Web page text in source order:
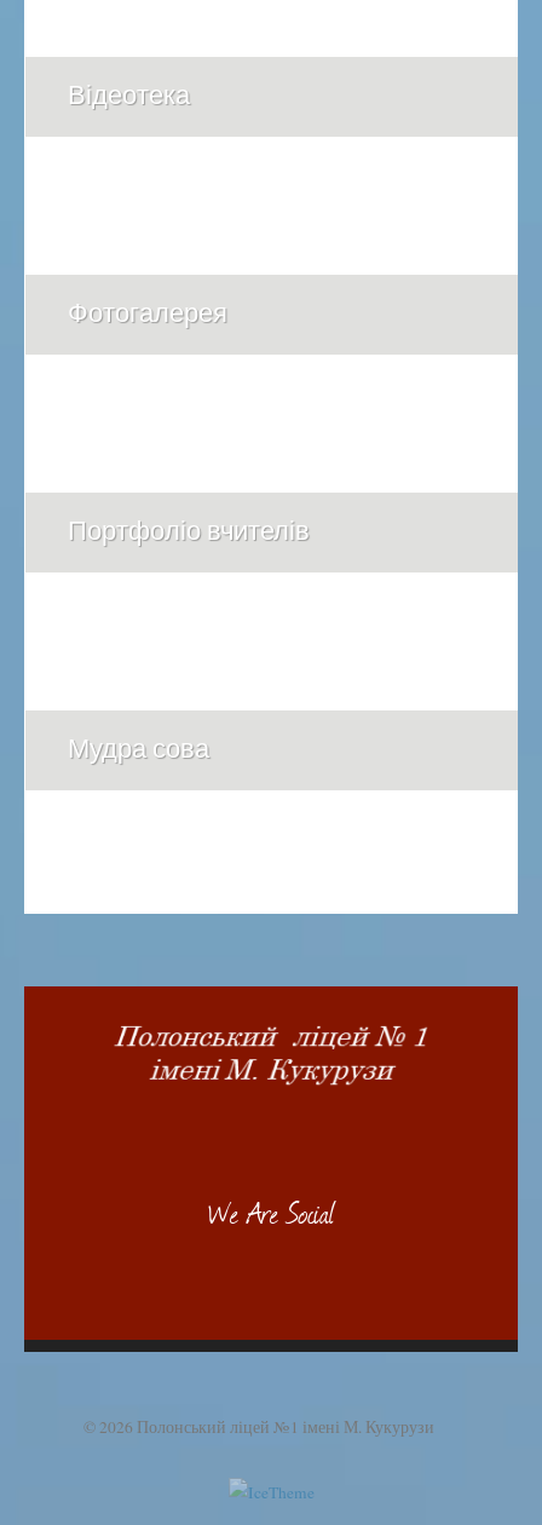
Відеотека
Фотогалерея
Портфоліо вчителів
Мудра сова
We Are Social
© 2026 Полонський ліцей №1 імені М. Кукурузи